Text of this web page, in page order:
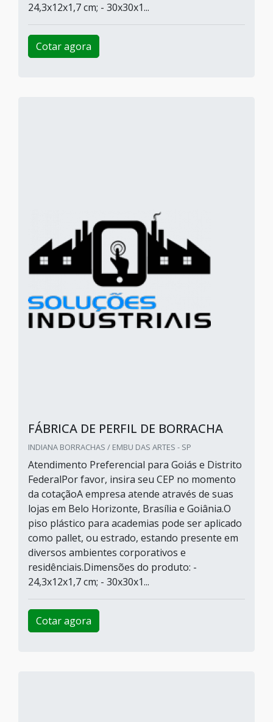
24,3x12x1,7 cm; - 30x30x1...
Cotar agora
FÁBRICA DE PERFIL DE BORRACHA
INDIANA BORRACHAS / EMBU DAS ARTES - SP
Atendimento Preferencial para Goiás e Distrito
FederalPor favor, insira seu CEP no momento
da cotaçãoA empresa atende através de suas
lojas em Belo Horizonte, Brasília e Goiânia.O
piso plástico para academias pode ser aplicado
como pallet, ou estrado, estando presente em
diversos ambientes corporativos e
residênciais.Dimensões do produto: -
24,3x12x1,7 cm; - 30x30x1...
Cotar agora